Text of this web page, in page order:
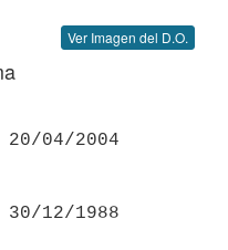
Ver Imagen del D.O.
20/04/2004
30/12/1988